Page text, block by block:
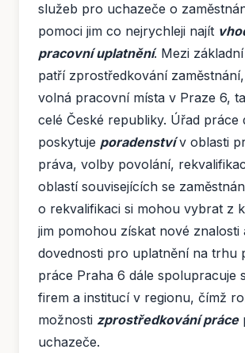
služeb pro uchazeče o
pomoci jim co nejrychleji najít
pracovní uplatnění. Mezi
patří zprostředkování
volná pracovní místa v Praze 6,
celé České republiky. Úřad práce
poskytuje poradenstvív oblasti
práva, volby povolání,
oblastí souvisejících se
o rekvalifikaci si mohou vybrat z
jim pomohou získat nové znalosti
dovednosti pro uplatnění na trhu
práce Praha 6 dále spolupracuje
firem a institucí v regionu, čímž
možnosti zprostředkování práce
uchazeče.